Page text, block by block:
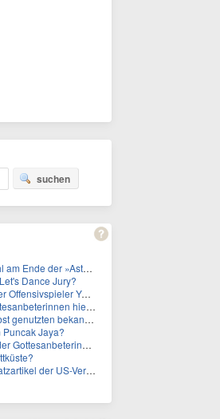
suchen
Wer verbringt das Festmahl am Ende der »Asterix«-Comics oft gefesselt und/oder geknebelt?
Dance Jury?
Yan Diomande?
immer weiter aus?
verpachtet der Vatikan nun?
Jaya?
auf den sich Fauci berief?